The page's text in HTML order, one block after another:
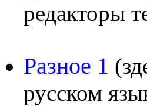
редакторы
Разное 1
русском